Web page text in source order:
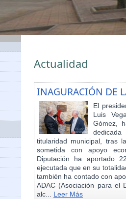
Actualidad
INAGURACIÓN DE
El
Luis
Gómez,
titularidad municipal, tras
sometida con apoyo
Diputación ha aportado
ejecutada que en su
también ha contado con
ADAC (Asociación para el
alc... Leer Más